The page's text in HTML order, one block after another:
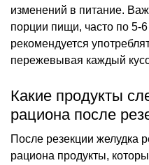
изменений в питание.
порции пищи, часто по 5-
рекомендуется
пережевывая каждый
Какие продукты
рациона после
После резекции желудка
рациона продукты,